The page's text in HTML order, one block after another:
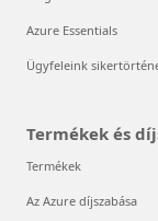
Azure Essentials
Ügyfeleink
Termékek és
Termékek
Az Azure díjszabása